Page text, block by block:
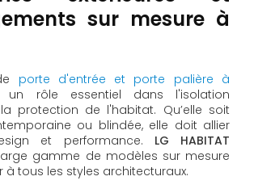
sur mesure à
porte d'entrée et porte palière à
rôle essentiel dans l'isolation
protection de l'habitat. Qu’elle soit
ou blindée, elle doit allier
et performance. LG HABITAT
gamme de modèles sur mesure
à tous les styles architecturaux.